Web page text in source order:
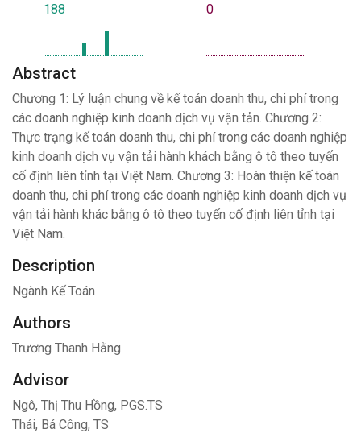
188
0
Abstract
Chương 1: Lý luận chung về kế toán doanh thu, chi phí trong
các doanh nghiệp kinh doanh dịch vụ vận tản. Chương 2:
Thực trạng kế toán doanh thu, chi phí trong các doanh nghiệp
kinh doanh dịch vụ vận tải hành khách bằng ô tô theo tuyến
cố định liên tỉnh tại Việt Nam. Chương 3: Hoàn thiện kế toán
doanh thu, chi phí trong các doanh nghiệp kinh doanh dịch vụ
vận tải hành khác bằng ô tô theo tuyến cố định liên tỉnh tại
Việt Nam.
Description
Ngành Kế Toán
Authors
Trương Thanh Hằng
Advisor
Ngô, Thị Thu Hồng, PGS.TS
Thái, Bá Công, TS